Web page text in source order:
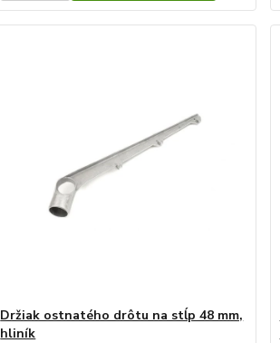
Držiak ostnatého drôtu na stĺp 48 mm,
hliník